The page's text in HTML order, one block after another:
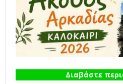
Διαβάστε